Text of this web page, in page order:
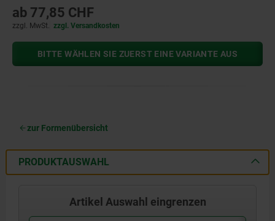
ab 77,85 CHF
zzgl. MwSt. zzgl. Versandkosten
BITTE WÄHLEN SIE ZUERST EINE VARIANTE AUS
zur Formenübersicht
PRODUKTAUSWAHL
Artikel Auswahl eingrenzen